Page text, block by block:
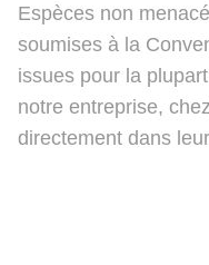
Espèces non
soumises à la
issues pour la
notre entreprise,
directement dans